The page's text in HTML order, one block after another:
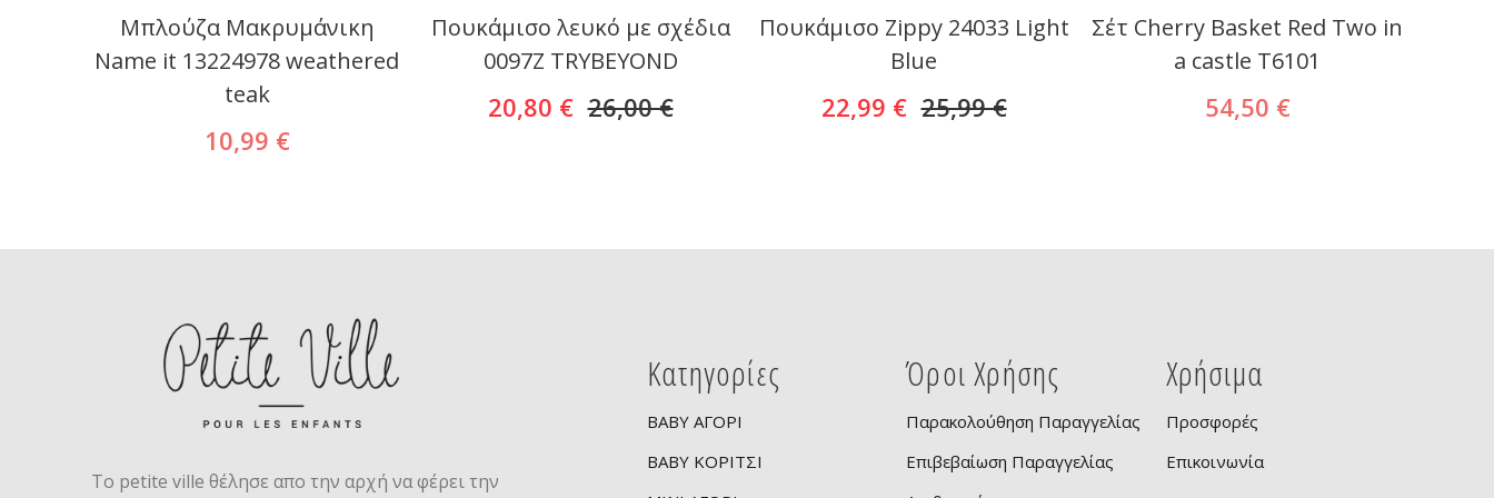
Μπλούζα Μακρυμάνικη
Name it 13224978 weathered
teak
10,99 €
Πουκάμισο λευκό με σχέδια
0097Z TRYBEYOND
20,80 € 26,00 €
Πουκάμισο Zippy 24033 Light
Blue
22,99 € 25,99 €
Σέτ Cherry Basket Red Two in
a castle T6101
54,50 €
Το petite ville θέλησε απο την αρχή να φέρει την
Κατηγορίες
BABY ΑΓΟΡΙ
BABY ΚΟΡΙΤΣΙ
Όροι Χρήσης
Παρακολούθηση Παραγγελίας
Επιβεβαίωση Παραγγελίας
Χρήσιμα
Προσφορές
Επικοινωνία